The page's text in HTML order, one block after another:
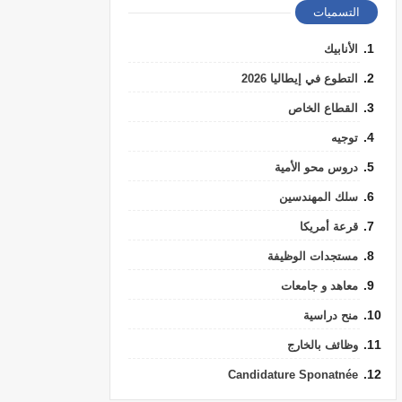
التسميات
الأنابيك
التطوع في إيطاليا 2026
القطاع الخاص
توجيه
دروس محو الأمية
سلك المهندسين
قرعة أمريكا
مستجدات الوظيفة
معاهد و جامعات
منح دراسية
وظائف بالخارج
Candidature Sponatnée